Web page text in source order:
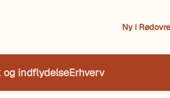
Ny i Rødovre
og indflydelseErhverv